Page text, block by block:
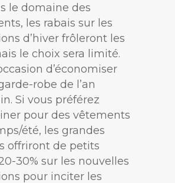
le domaine des
les rabais sur les
d’hiver frôleront les
le choix sera limité.
d’économiser
robe de l’an
Si vous préférez
pour des vêtements
été, les grandes
offriront de petits
30% sur les nouvelles
pour inciter les